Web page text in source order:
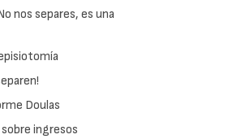
nos separes, es una
Doulas
ingresos